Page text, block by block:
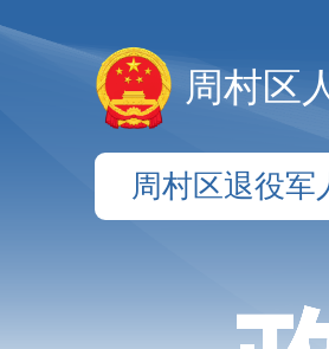
周村区
周村区退役军